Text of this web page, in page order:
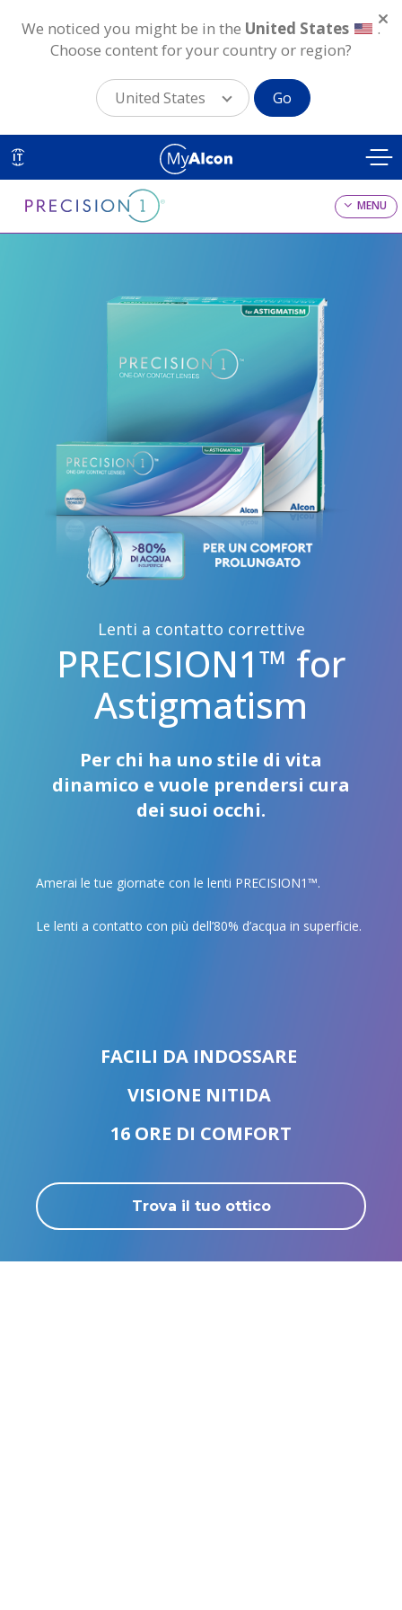
al
contenuto
principale
IT
MENU
Lenti a contatto correttive
PRECISION1™ for
Astigmatism
Per chi ha uno stile di vita
dinamico e vuole prendersi cura
dei suoi occhi.
Amerai le tue giornate con le lenti PRECISION1™.
Le lenti a contatto con più dell’80% d’acqua in superficie.
FACILI DA INDOSSARE
VISIONE NITIDA
16 ORE DI COMFORT
Trova il tuo ottico
We noticed you might be in the United States
.
Choose content for your country or region?
United States Go